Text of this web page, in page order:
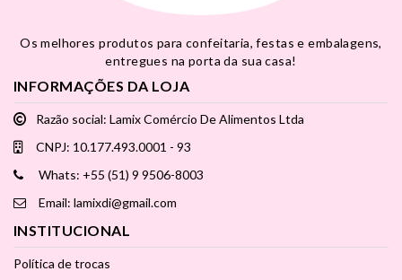
Os melhores produtos para confeitaria, festas e embalagens,
entregues na porta da sua casa!
INFORMAÇÕES DA LOJA
Razão social: Lamix Comércio De Alimentos Ltda
CNPJ: 10.177.493.0001 - 93
Whats: +55 (51) 9 9506-8003
Email: lamixdi@gmail.com
INSTITUCIONAL
Política de trocas